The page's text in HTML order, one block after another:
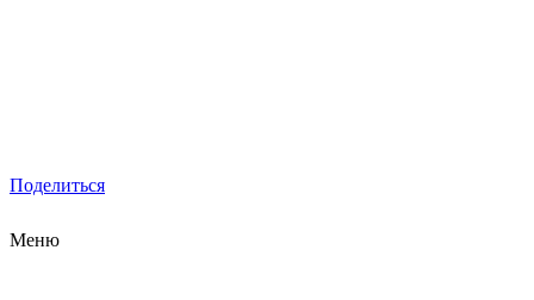
Поделиться
Меню